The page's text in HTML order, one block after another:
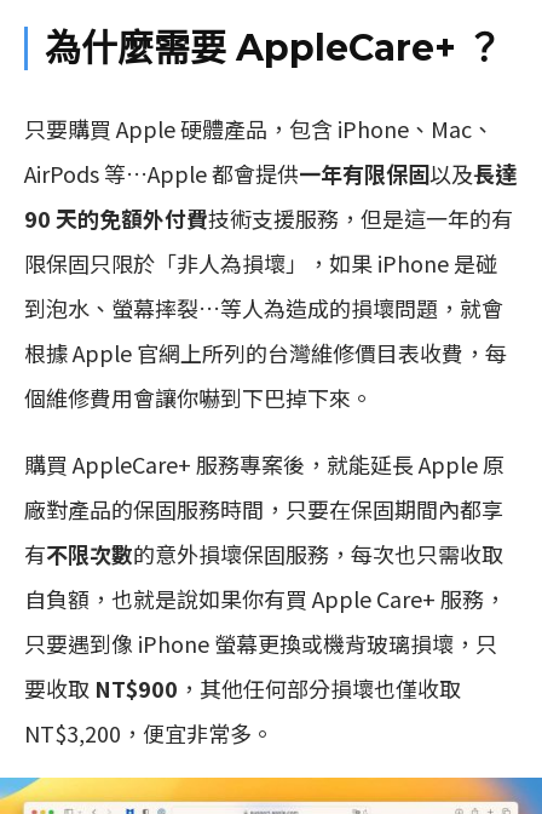
為什麼需要 AppleCare+ ？
只要購買 Apple 硬體產品，包含 iPhone、Mac、
AirPods 等…Apple 都會提供一年有限保固以及長達
90 天的免額外付費技術支援服務，但是這一年的有
限保固只限於「非人為損壞」，如果 iPhone 是碰
到泡水、螢幕摔裂…等人為造成的損壞問題，就會
根據 Apple 官網上所列的台灣維修價目表收費，每
個維修費用會讓你嚇到下巴掉下來。
購買 AppleCare+ 服務專案後，就能延長 Apple 原
廠對產品的保固服務時間，只要在保固期間內都享
有不限次數的意外損壞保固服務，每次也只需收取
自負額，也就是說如果你有買 Apple Care+ 服務，
只要遇到像 iPhone 螢幕更換或機背玻璃損壞，只
要收取 NT$900 ，其他任何部分損壞也僅收取
NT$3,200，便宜非常多。